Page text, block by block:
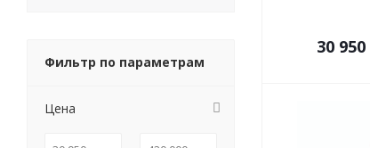
30 950
Фильтр по параметрам
Цена